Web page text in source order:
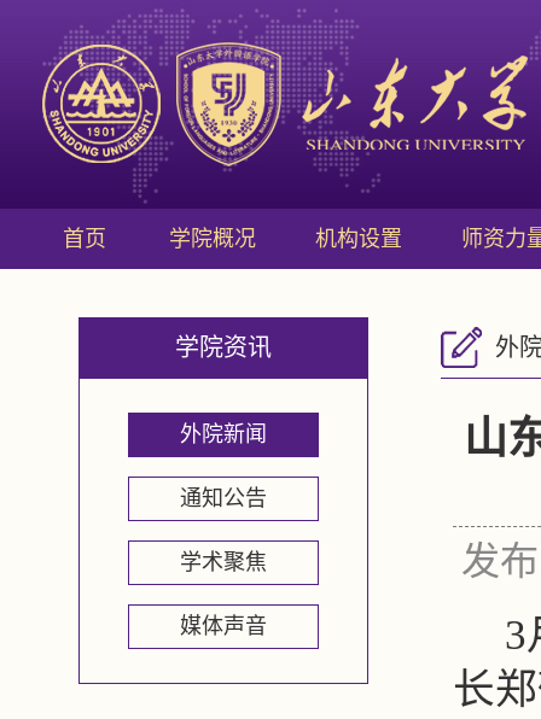
首页 学院概况 机构设置 师资力
学院资讯
外院新闻
通知公告
学术聚焦
媒体声音
外
山
发
3
长